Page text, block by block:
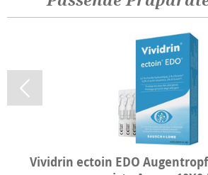
Vividrin ectoin EDO